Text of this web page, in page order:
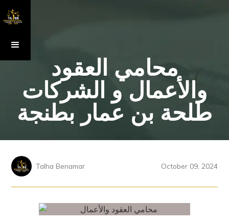
محامي العقود
والأعمال و الشركات
طلحة بن عمار بطنجة
Talha Benamar October 09, 2024